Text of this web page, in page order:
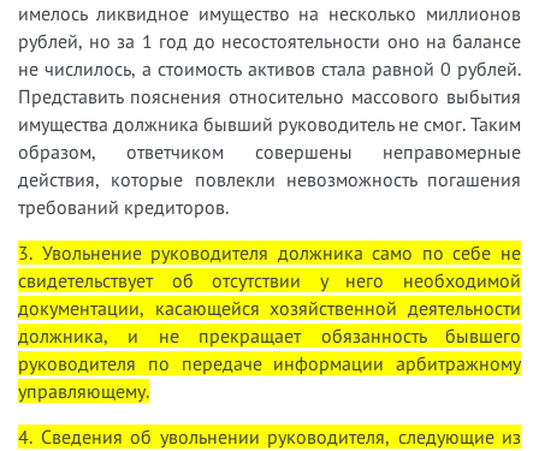
имелось ликвидное имущество на несколько миллионов
рублей, но за 1 год до несостоятельности оно на балансе
не числилось, а стоимость активов стала равной 0 рублей.
Представить пояснения относительно массового выбытия
имущества должника бывший руководитель не смог. Таким
образом, ответчиком совершены неправомерные
действия, которые повлекли невозможность погашения
требований кредиторов.
3. Увольнение руководителя должника само по себе не
свидетельствует об отсутствии у него необходимой
документации, касающейся хозяйственной деятельности
должника, и не прекращает обязанность бывшего
руководителя по передаче информации арбитражному
управляющему.
4. Сведения об увольнении руководителя, следующие из